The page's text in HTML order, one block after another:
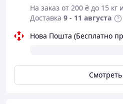
На заказ от 200 ₴ до 15 кг
Доставка 9 - 11 августа
Нова Пошта (Бесплатно
Смотреть